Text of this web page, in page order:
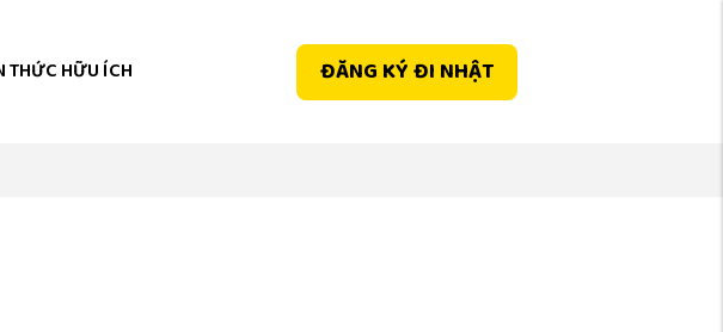
THỨC HỮU ÍCH ĐĂNG KÝ ĐI NHẬT